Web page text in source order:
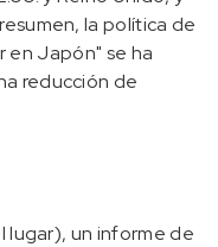
la política de
en Japón" se ha
reducción de
lugar), un informe de